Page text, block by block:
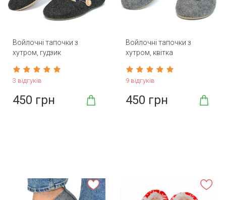
Войлочні тапочки з
хутром, гудзик
3 відгуків
450 грн
Войлочні тапочки з
хутром, квітка
9 відгуків
450 грн